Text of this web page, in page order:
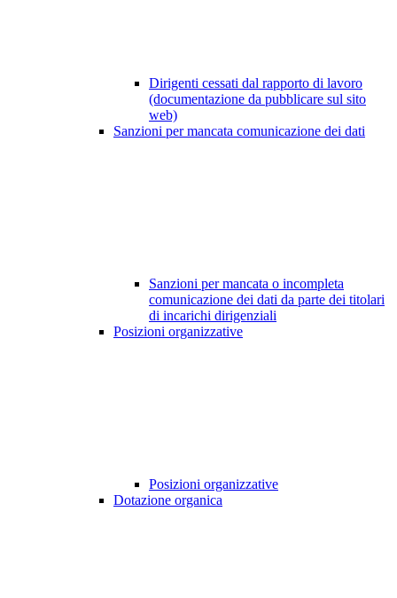
Dirigenti cessati dal rapporto di lavoro
(documentazione da pubblicare sul sito
web)
Sanzioni per mancata comunicazione dei dati
Sanzioni per mancata o incompleta
comunicazione dei dati da parte dei titolari
di incarichi dirigenziali
Posizioni organizzative
Posizioni organizzative
Dotazione organica